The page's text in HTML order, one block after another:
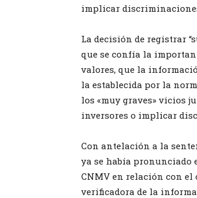
implicar
La decisión de registrar
que se confía la
valores, que la
la establecida por la
los «muy graves» vicios
inversores o implicar
Con antelación a la
ya se había pronunciado
CNMV en relación con
verificadora de la